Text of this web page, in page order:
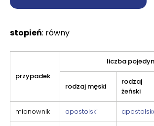
stopień: równy
przypadek
liczba
rodzaj męski
rodzaj
żeński
mianownik apostolski